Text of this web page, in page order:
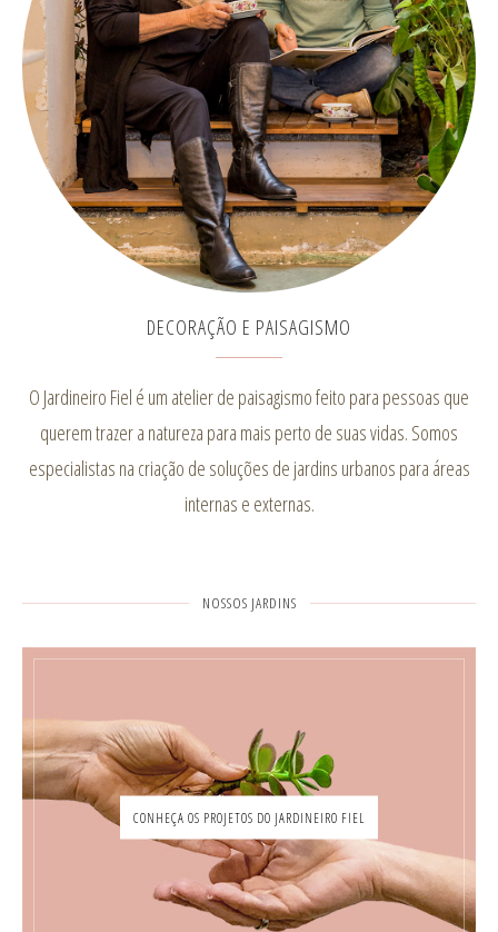
DECORAÇÃO E PAISAGISMO
O Jardineiro Fiel é um atelier de paisagismo feito para pessoas que
querem trazer a natureza para mais perto de suas vidas. Somos
especialistas na criação de soluções de jardins urbanos para áreas
internas e externas.
NOSSOS JARDINS
CONHEÇA OS PROJETOS DO JARDINEIRO FIEL